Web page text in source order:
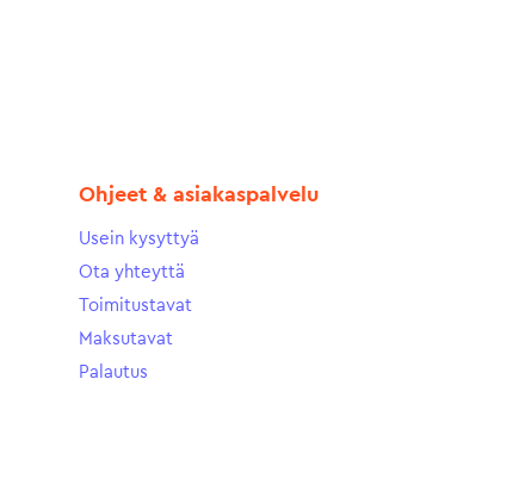
Ohjeet & asiakaspalvelu
Usein kysyttyä
Ota yhteyttä
Toimitustavat
Maksutavat
Palautus